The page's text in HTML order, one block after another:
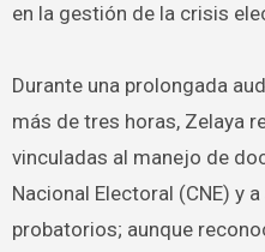
en la gestión de la crisis
Durante una prolongada
más de tres horas, Zelaya
vinculadas al manejo de
Nacional Electoral (CNE) y
probatorios; aunque